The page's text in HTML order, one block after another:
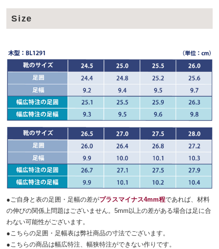
Size
●ご自身と表の足囲・足幅の差がプラスマイナス4mm程であれば、材料
の伸びの関係上問題はございません。5mm以上の差がある場合は足に合
わない可能性がございます。
●こちらの足囲・足幅表は弊社商品の寸法でございます。
●こちらの商品は幅広特注、幅狭特注ができない作りです。